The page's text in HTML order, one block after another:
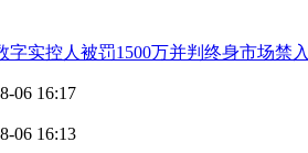
字实控人被罚1500万并判终身市场禁入
06 16:17
06 16:13